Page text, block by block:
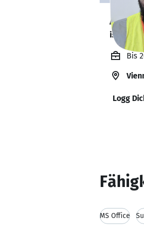
is
Bis
Logg
MS Office